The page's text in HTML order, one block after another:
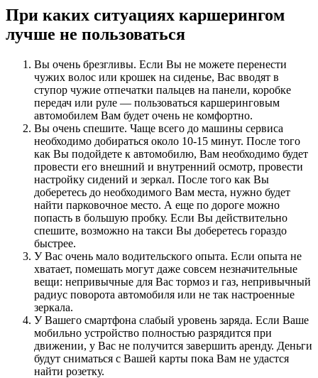
При каких ситуациях каршерингом
лучше не пользоваться
Вы очень брезгливы. Если Вы не можете перенести
чужих волос или крошек на сиденье, Вас вводят в
ступор чужие отпечатки пальцев на панели, коробке
передач или руле — пользоваться каршеринговым
автомобилем Вам будет очень не комфортно.
Вы очень спешите. Чаще всего до машины сервиса
необходимо добираться около 10-15 минут. После того
как Вы подойдете к автомобилю, Вам необходимо будет
провести его внешний и внутренний осмотр, провести
настройку сидений и зеркал. После того как Вы
доберетесь до необходимого Вам места, нужно будет
найти парковочное место. А еще по дороге можно
попасть в большую пробку. Если Вы действительно
спешите, возможно на такси Вы доберетесь гораздо
быстрее.
У Вас очень мало водительского опыта. Если опыта не
хватает, помешать могут даже совсем незначительные
вещи: непривычные для Вас тормоз и газ, непривычный
радиус поворота автомобиля или не так настроенные
зеркала.
У Вашего смартфона слабый уровень заряда. Если Ваше
мобильно устройство полностью разрядится при
движении, у Вас не получится завершить аренду. Деньги
будут сниматься с Вашей карты пока Вам не удастся
найти розетку.